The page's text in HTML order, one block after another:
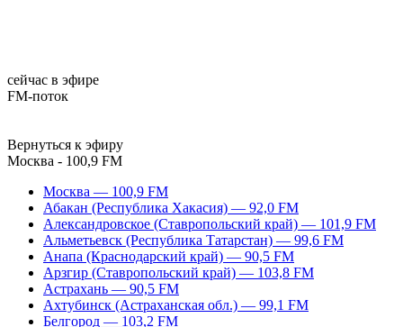
сейчас в эфире
FM-поток
Вернуться к эфиру
Москва - 100,9 FM
Москва — 100,9 FM
Абакан (Республика Хакасия) — 92,0 FM
Александровское (Ставропольский край) — 101,9 FM
Альметьевск (Республика Татарстан) — 99,6 FM
Анапа (Краснодарский край) — 90,5 FM
Арзгир (Ставропольский край) — 103,8 FM
Астрахань — 90,5 FM
Ахтубинск (Астраханская обл.) — 99,1 FM
Белгород — 103,2 FM